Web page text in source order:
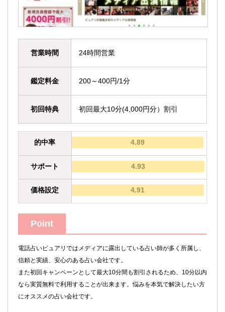
営業時間 24時間営業
鑑定料金 200～400円/1分
初回特典 初回最大10分(4,000円分）割引
的中率 4.89
サポート 4.93
価格設定 4.91
Point
電話占いピュアリではメディアに露出している占い師が多く所属し、
信頼と実績、安心のある占い会社です。
また初回キャンペーンとして最大10分間も割引されるため、10分以内
なら実質無料で利用することが出来ます。悩みを本気で解決したい方
にオススメの占い会社です。